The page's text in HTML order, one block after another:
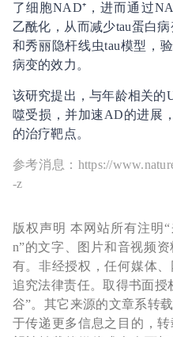
了细胞NAD⁺，进而通过
乙酰化，从而减少tau蛋白
和秀丽隐杆线虫tau模型，
病变的效力。
该研究提出，与年龄相关的
噬受损，并加速AD的进展
的治疗靶点。
参考消息：https://
-z
版权声明 本网站所有注明
n”的文字、图片和音视频
有。非经授权，任何媒体
追究法律责任。取得书面授
谷”。其它来源的文章系转
于传递更多信息之目的，